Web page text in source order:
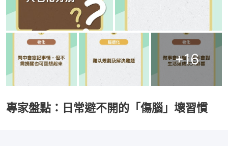
+16
專家盤點：日常避不開的「傷腦」壞習慣